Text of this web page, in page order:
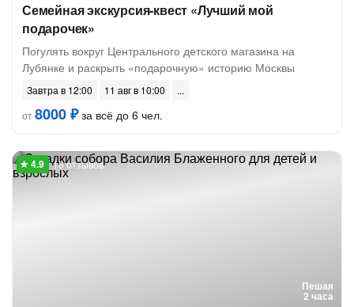
Семейная экскурсия-квест «Лучший мой
подарочек»
Погулять вокруг Центрального детского магазина на
Лубянке и раскрыть «подарочную» историю Москвы
Завтра в 12:00
11 авг в 10:00
от8000 ₽за всё до 6 чел.
Пешая
2 часа
16 отзывов